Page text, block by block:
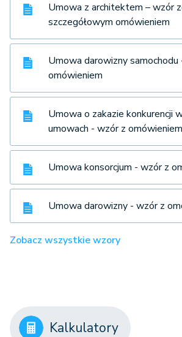
Umowa z architektem – wzór
szczegółowym omówieniem
Umowa darowizny samochodu
omówieniem
Umowa o zakazie konkurencji
umowach - wzór z omówieniem
Umowa konsorcjum - wzór z
Umowa darowizny - wzór z
Zobacz wszystkie wzory
Kalkulatory